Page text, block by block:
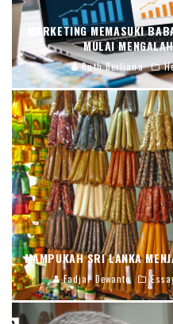
MARKETING MEMASUKI
MULAI
Ruth Berliana
MAMPUKAH SRI LANKA
Fadjar Dewanto